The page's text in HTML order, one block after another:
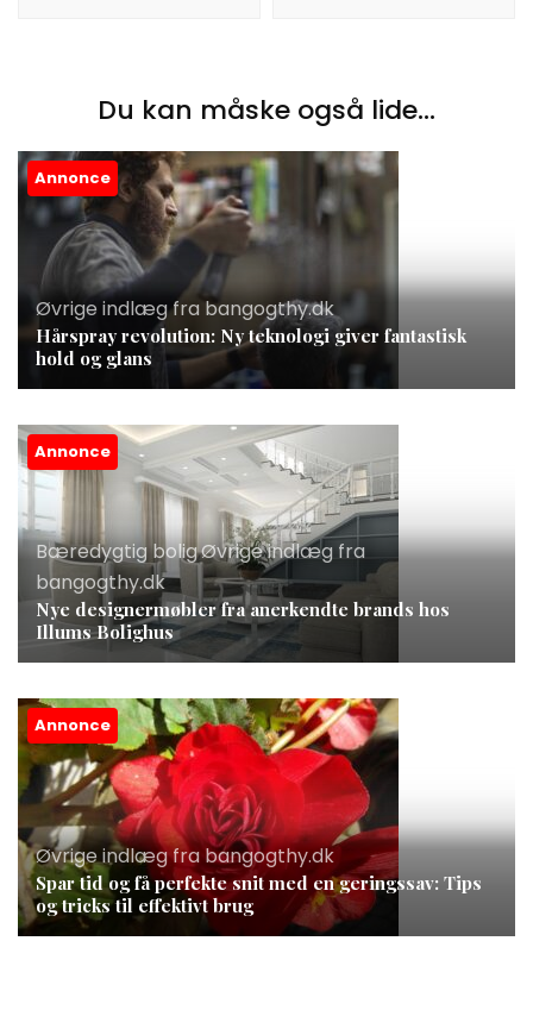
Du kan måske også lide...
Annonce
Øvrige indlæg fra bangogthy.dk
Hårspray revolution: Ny teknologi giver fantastisk
hold og glans
Annonce
Bæredygtig bolig,Øvrige indlæg fra
bangogthy.dk
Nye designermøbler fra anerkendte brands hos
Illums Bolighus
Annonce
Øvrige indlæg fra bangogthy.dk
Spar tid og få perfekte snit med en geringssav: Tips
og tricks til effektivt brug